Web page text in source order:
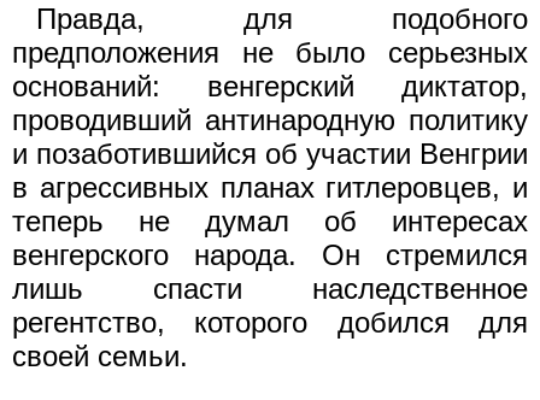
Правда, для подобного
предположения не было серьезных
оснований: венгерский диктатор,
проводивший антинародную политику
и позаботившийся об участии Венгрии
в агрессивных планах гитлеровцев, и
теперь не думал об интересах
венгерского народа. Он стремился
лишь спасти наследственное
регентство, которого добился для
своей семьи.